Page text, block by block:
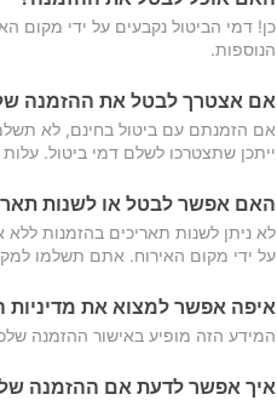
כן! דמי הביטול נקבעים על ידי מקום
הנוספות.
אם אצטרך לבטל את ההזמנה
אם הזמנתם עם ביטול בחינם, לא
ייתכן שתצטרכו לשלם דמי ביטול.
האם אפשר לבטל או לשנות
לא ניתן לשנות תאריכים בהזמנות
על ידי מקום האירוח. אתם תשלמו
איפה אפשר למצוא את מדיניות
המידע הזה מופיע באישור ההזמנה
איך אפשר לדעת אם ההזמנה